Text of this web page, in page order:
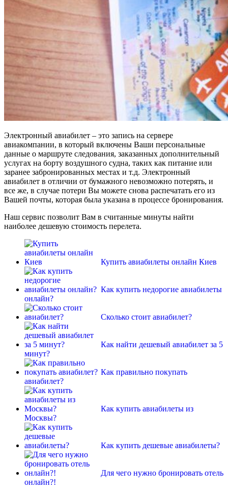
Электронный авиабилет – это запись на сервере
авиакомпании, в который включены Ваши персональные
данные о маршруте следования, заказанных дополнительный
услугах на борту воздушного судна, таких как питание или
заранее забронированных местах и т.д. Электронный
авиабилет в отличии от бумажного невозможно потерять, и
все же, в случае потери Вы можете снова распечатать его из
Вашей почты, которая была указана в процессе бронирования.
Наш сервис позволит Вам в считанные минуты найти
наиболее дешевую стоимость перелета.
Купить авиабилеты онлайн Киев
Как купить недорогие авиабилеты
онлайн?
Сколько стоит авиабилет?
Как найти дешевый авиабилет за 5
минут?
Как правильно покупать
авиабилет?
Как купить авиабилеты из
Москвы?
Как купить дешевые авиабилеты?
Для чего нужно бронировать отель
онлайн?!